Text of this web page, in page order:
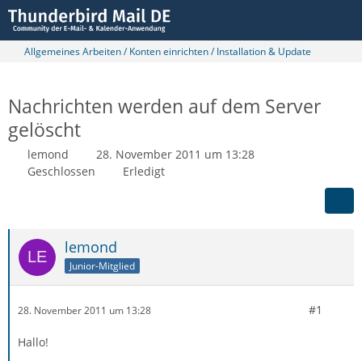
Allgemeines Arbeiten / Konten einrichten / Installation & Update
Nachrichten werden auf dem Server
gelöscht
lemond
28. November 2011 um 13:28
Geschlossen
Erledigt
lemond
Junior-Mitglied
28. November 2011 um 13:28 #1
Hallo!